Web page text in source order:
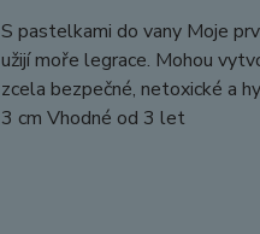
S pastelkami do vany Moje
užijí moře legrace. Mohou
zcela bezpečné, netoxické a
3 cm Vhodné od 3 let